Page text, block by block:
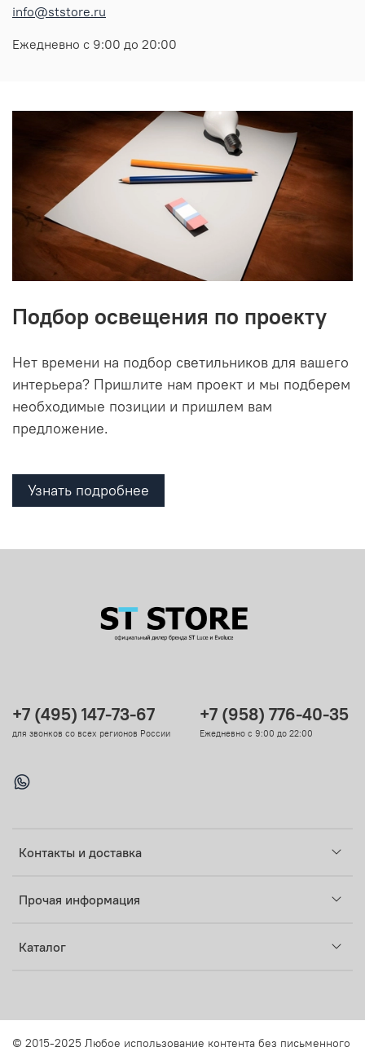
info@ststore.ru
Ежедневно с 9:00 до 20:00
Подбор освещения по проекту
Нет времени на подбор светильников для вашего
интерьера? Пришлите нам проект и мы подберем
необходимые позиции и пришлем вам
предложение.
Узнать подробнее
Контакты и доставка
Прочая информация
Каталог
+7 (495) 147-73-67
для звонков со всех регионов России
+7 (958) 776-40-35
Ежедневно с 9:00 до 22:00
© 2015-2025 Любое использование контента без письменного